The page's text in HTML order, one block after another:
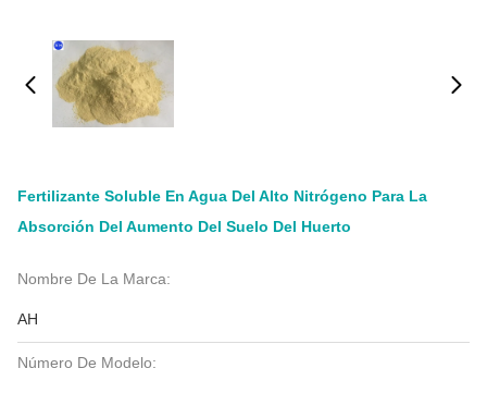
Fertilizante Soluble En Agua Del Alto Nitrógeno Para La
Absorción Del Aumento Del Suelo Del Huerto
Nombre De La Marca:
AH
Número De Modelo: